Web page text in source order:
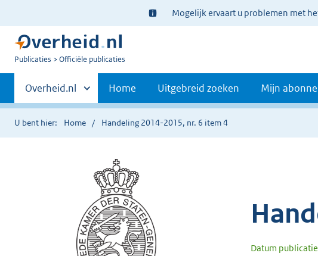
Ter
informatie:
Mogelijk ervaart u problemen met
U
Publicaties Officiële publicaties
Primaire
navigatie
Andere
sites
binnen
Overheid.nl Home Uitgebreid zoeken Mijn
U bent hier: Home Handeling 2014-2015, nr. 6 item 4
Datum publicatie